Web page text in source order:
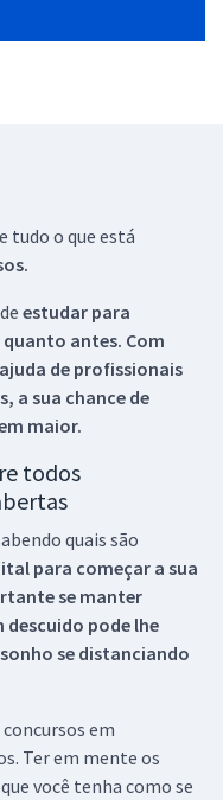
tudo o que está
estudar para
antes. Com
de profissionais
a sua chance de
maior.
todos
quais são
para começar a sua
se manter
pode lhe
se distanciando
em
Ter em mente os
você tenha como se